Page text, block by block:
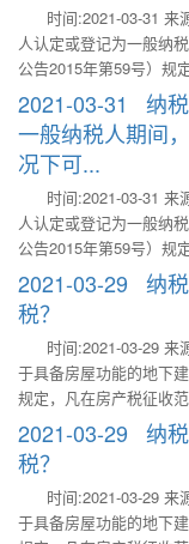
时间:2021-03-31 来
人认定或登记为一般纳
公告2015年第59号）规
税额抵扣问题公告如下
般纳税人期间，未取得
纳税额申报缴纳增值税
定或登记为一般纳税人
行。此前未处理的事
2021-03-31 纳
一般纳税人期间
况下可...
时间:2021-03-31 来
人认定或登记为一般纳
公告2015年第59号）规
税额抵扣问题公告如下
般纳税人期间，未取得
纳税额申报缴纳增值税
定或登记为一般纳税人
行。此前未处理的事项
2021-03-29 纳
税？
时间:2021-03-29 来
于具备房屋功能的地下
规定，凡在房产税征收
屋相连的地下建筑以及
当依照有关规定征收房
和维护结构，能够遮风
娱乐、居住或储藏物资
屋的地下室、地下停车
2021-03-29 纳
税？
时间:2021-03-29 来
于具备房屋功能的地下